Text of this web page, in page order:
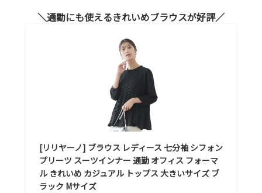
通勤にも使えるきれいめブラウスが好評
[リリヤーノ] ブラウス レディース 七分袖 シフォン
プリーツ スーツインナー 通勤 オフィス フォーマ
ル きれいめ カジュアル トップス 大きいサイズ ブ
ラック Mサイズ